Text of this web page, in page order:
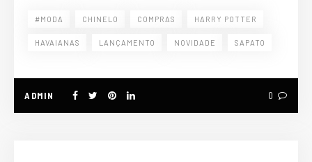
#MODA CHINELO COMPRAS HARRY POTTER
HAVAIANAS LANÇAMENTO NOVIDADE SAPATO
ADMIN 0